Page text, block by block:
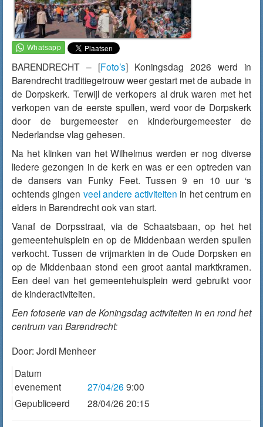
BARENDRECHT – [Foto’s] Koningsdag 2026 werd in
Barendrecht traditiegetrouw weer gestart met de aubade in
de Dorpskerk. Terwijl de verkopers al druk waren met het
verkopen van de eerste spullen, werd voor de Dorpskerk
door de burgemeester en kinderburgemeester de
Nederlandse vlag gehesen.
Na het klinken van het Wilhelmus werden er nog diverse
liedere gezongen in de kerk en was er een optreden van
de dansers van Funky Feet. Tussen 9 en 10 uur ‘s
ochtends gingen veel andere activiteiten in het centrum en
elders in Barendrecht ook van start.
Vanaf de Dorpsstraat, via de Schaatsbaan, op het het
gemeentehuisplein en op de Middenbaan werden spullen
verkocht. Tussen de vrijmarkten in de Oude Dorpsken en
op de Middenbaan stond een groot aantal marktkramen.
Een deel van het gemeentehuisplein werd gebruikt voor
de kinderactiviteiten.
Een fotoserie van de Koningsdag activiteiten in en rond het
centrum van Barendrecht:
Door: Jordi Menheer
Datum
evenement
27/04/26 9:00
Gepubliceerd
28/04/26 20:15